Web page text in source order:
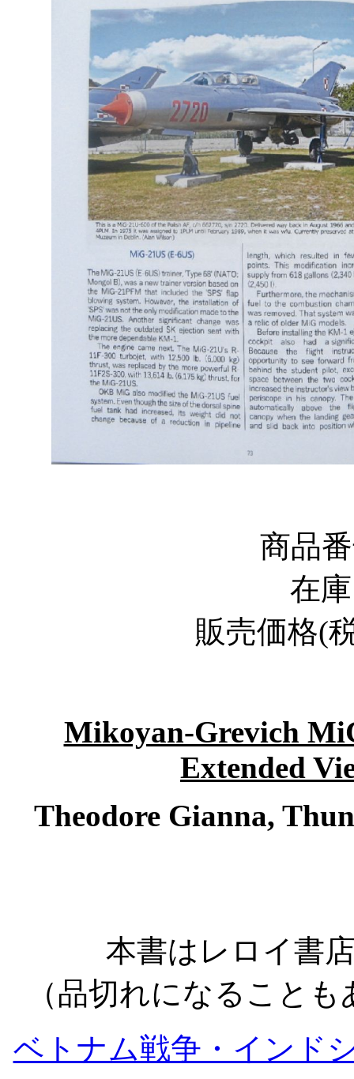
商品
在
販売価格(
Mikoyan-Grevich
Extended
Theodore Gianna,
本書はレロイ書
（品切れになること
ベトナム戦争・インド